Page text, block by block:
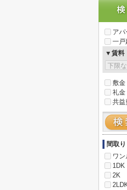
アパ
一戸
▼賃料
敷金
礼金
共益
間取り
ワン
1DK
2K